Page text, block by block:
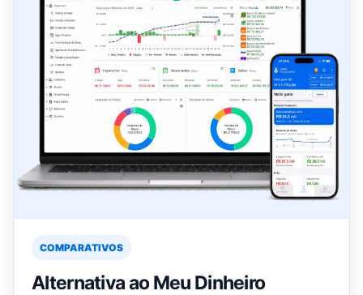
COMPARATIVOS
Alternativa ao Meu Dinheiro